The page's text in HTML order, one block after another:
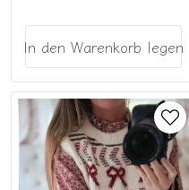
In den Warenkorb legen